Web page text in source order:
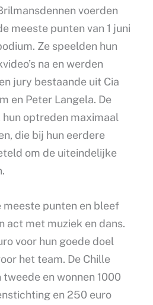
voerden
meeste punten van 1 juni
Ze speelden hun
na en werden
jury bestaande uit Cia
en Peter Langela. De
optreden maximaal
die bij hun eerdere
om de uiteindelijke
meeste punten en bleef
act met muziek en dans.
voor hun goede doel
het team. De Chille
en wonnen 1000
en 250 euro